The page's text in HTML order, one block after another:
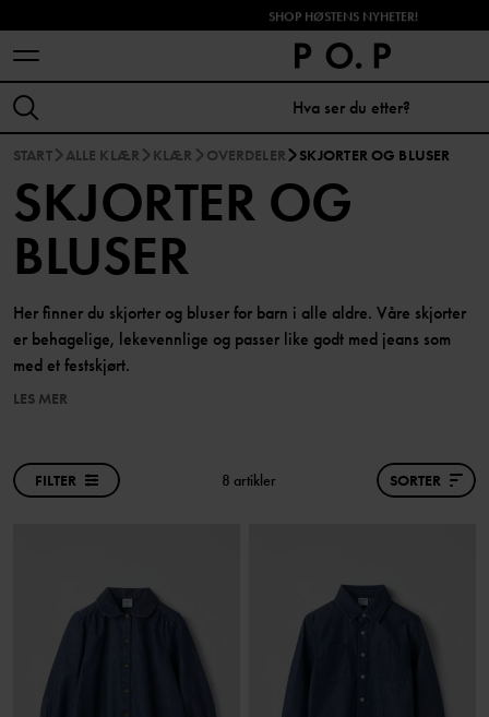
SHOP HØSTENS NYHETER!
START ALLE KLÆR KLÆR OVERDELER SKJORTER OG BLUSER
SKJORTER OG
BLUSER
Her finner du skjorter og bluser for barn i alle aldre. Våre skjorter
er behagelige, lekevennlige og passer like godt med jeans som
med et festskjørt.
LES MER
FILTER 8 artikler SORTER